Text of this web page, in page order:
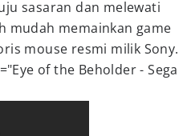
sasaran dan melewati
mudah memainkan game
mouse resmi milik Sony.
of the Beholder - Sega